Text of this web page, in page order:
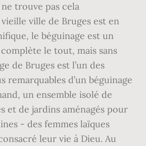
trouve pas cela
ville de Bruges est en
le béguinage est un
le tout, mais sans
de Bruges est l’un des
remarquables d’un béguinage
un ensemble isolé de
et de jardins aménagés pour
- des femmes laïques
leur vie à Dieu. Au